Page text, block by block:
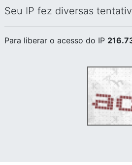
Seu IP fez diversas
Para liberar o acesso do IP